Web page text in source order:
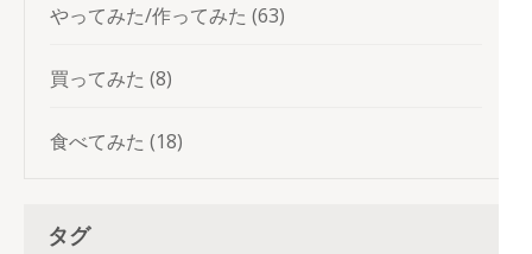
やってみた/作ってみた (63)
買ってみた (8)
食べてみた (18)
タグ